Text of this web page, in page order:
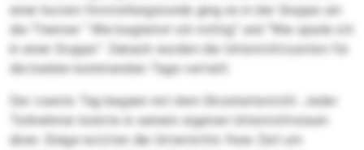
einer kurzen Vorstellungsrunde ging es in der Gruppe um
die Themen “ Wie begleitet ich richtig” und “Wie spiele ich
in einer Gruppe”. Danach wurden die Unterrichtszeiten für
die beiden kommenden Tage verteilt.
Der zweite Tag begann mit dem Einzelunterricht. Jeder
Teilnehmer konnte in seinem eigenen Unterrichtsraum
üben. Einige nutzten die Unterrichts freie Zeit um